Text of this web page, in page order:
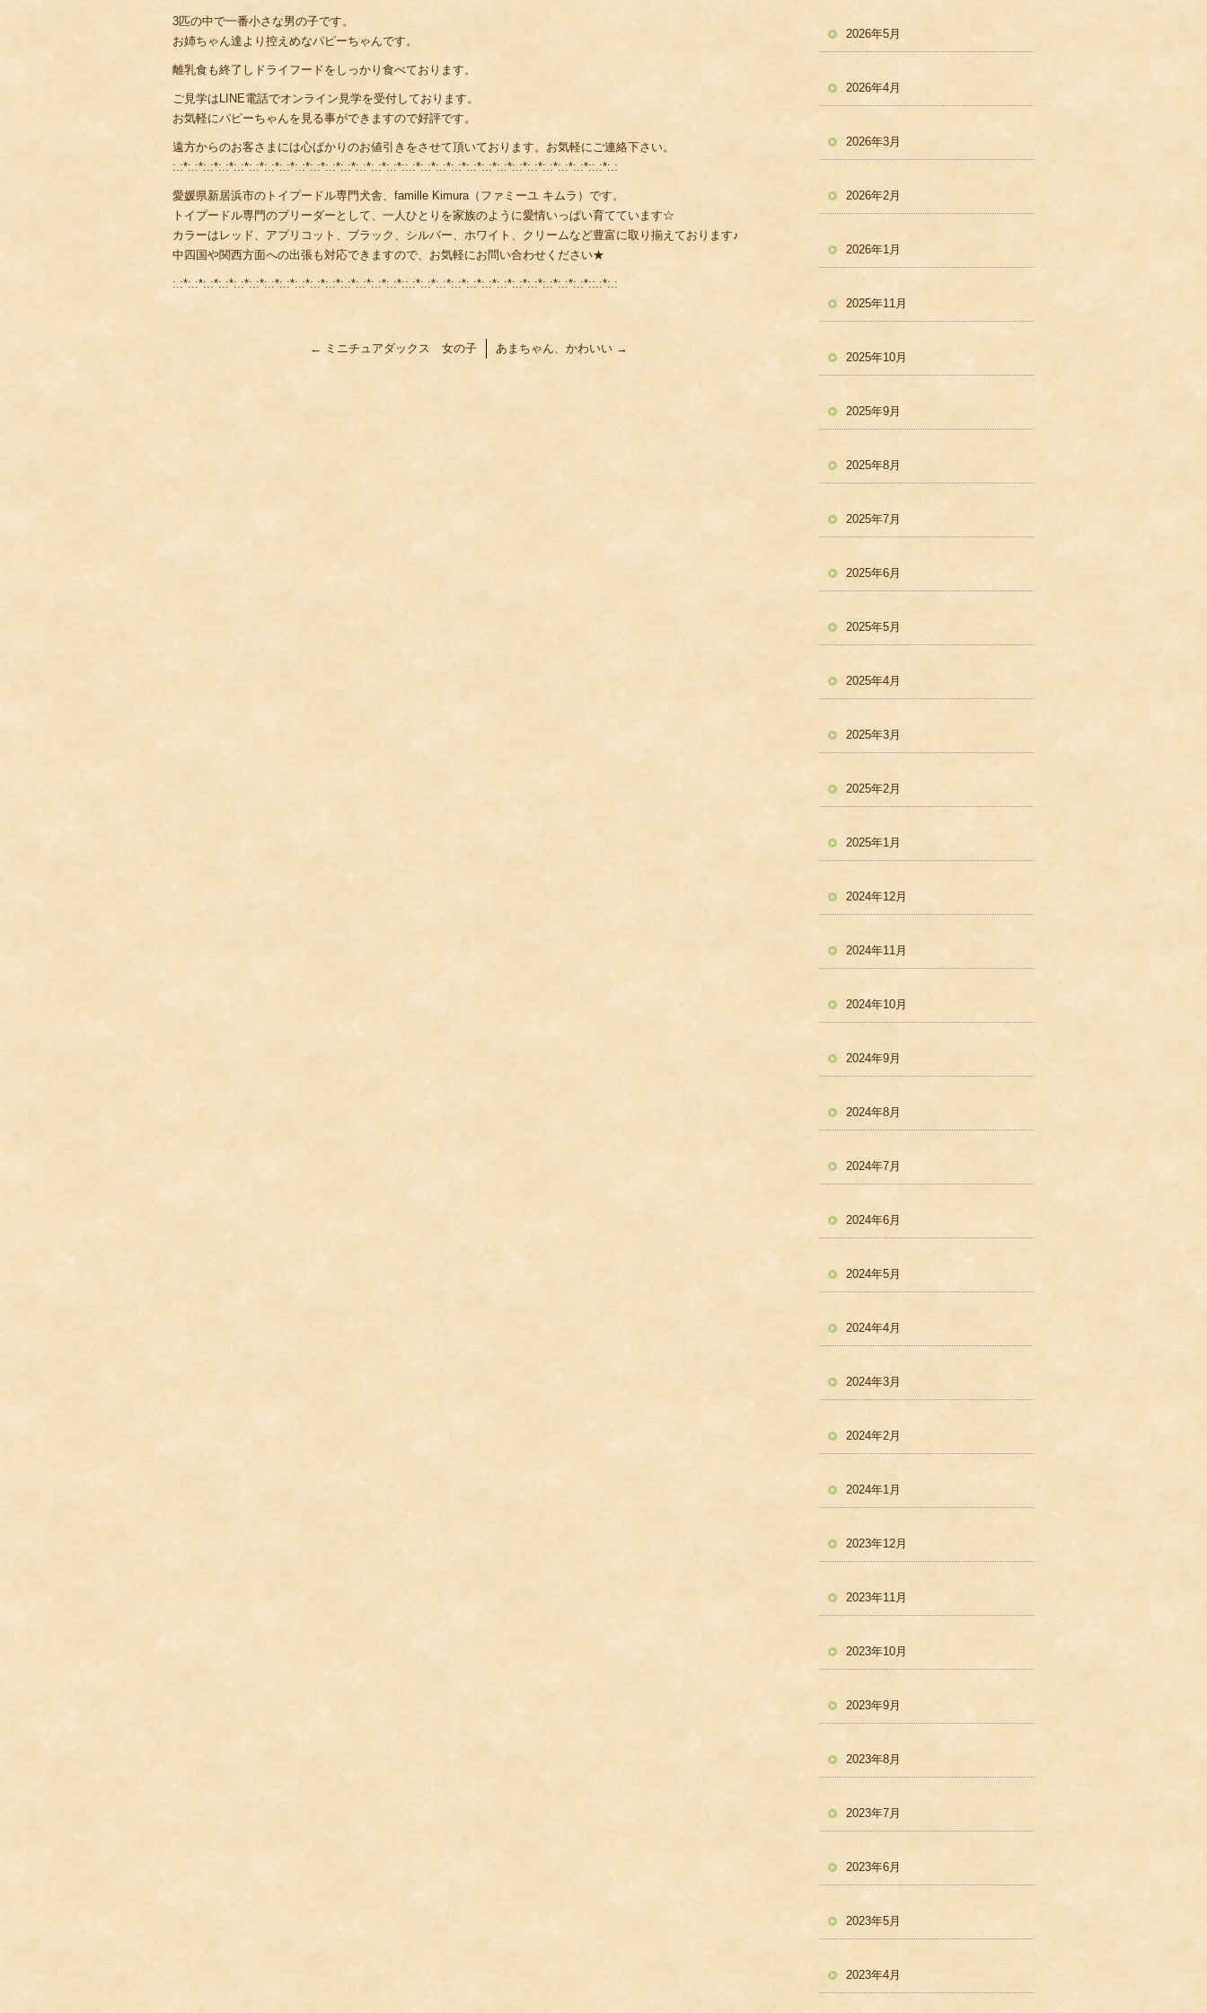
3匹の中で一番小さな男の子です。
お姉ちゃん達より控えめなパピーちゃんです。
離乳食も終了しドライフードをしっかり食べております。
ご見学はLINE電話でオンライン見学を受付しております。
お気軽にパピーちゃんを見る事ができますので好評です。
遠方からのお客さまには心ばかりのお値引きをさせて頂いております。お気軽にご連絡下さい。
:.:*:.:*:.:*:.:*:.:*:.:*:.:*:.:*:.:*:.:*:.:*:.:*:.:*:.:*:.:*::.:*:.:*:.:*:.:*:.:*:.:*:.:*:.:*:.:*:.:*:.:*:.:*::.:*:.:
愛媛県新居浜市のトイプードル専門犬舎、famille Kimura（ファミーユ キムラ）です。
トイプードル専門のブリーダーとして、一人ひとりを家族のように愛情いっぱい育てています☆
カラーはレッド、アプリコット、ブラック、シルバー、ホワイト、クリームなど豊富に取り揃えております♪
中四国や関西方面への出張も対応できますので、お気軽にお問い合わせください★
:.:*:.:*:.:*:.:*:.:*:.:*:.:*:.:*:.:*:.:*:.:*:.:*:.:*:.:*:.:*::.:*:.:*:.:*:.:*:.:*:.:*:.:*:.:*:.:*:.:*:.:*:.:*::.:*:.:
← ミニチュアダックス 女の子 あまちゃん、かわいい →
2026年5月
2026年4月
2026年3月
2026年2月
2026年1月
2025年11月
2025年10月
2025年9月
2025年8月
2025年7月
2025年6月
2025年5月
2025年4月
2025年3月
2025年2月
2025年1月
2024年12月
2024年11月
2024年10月
2024年9月
2024年8月
2024年7月
2024年6月
2024年5月
2024年4月
2024年3月
2024年2月
2024年1月
2023年12月
2023年11月
2023年10月
2023年9月
2023年8月
2023年7月
2023年6月
2023年5月
2023年4月